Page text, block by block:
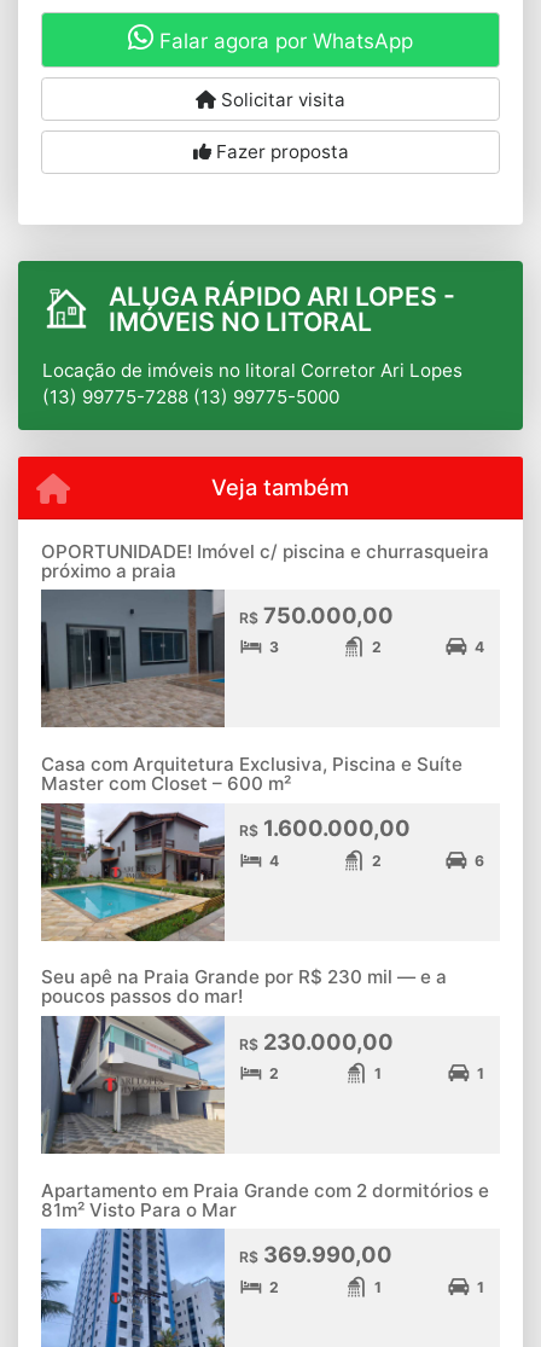
Falar agora por WhatsApp
Solicitar visita
Fazer proposta
ALUGA RÁPIDO ARI LOPES -
IMÓVEIS NO LITORAL
Locação de imóveis no litoral Corretor Ari Lopes
(13) 99775-7288 (13) 99775-5000
Veja também
OPORTUNIDADE! Imóvel c/ piscina e churrasqueira
próximo a praia
R$ 750.000,00
3 2 4
Casa com Arquitetura Exclusiva, Piscina e Suíte
Master com Closet – 600 m²
R$ 1.600.000,00
4 2 6
Seu apê na Praia Grande por R$ 230 mil — e a
poucos passos do mar!
R$ 230.000,00
2 1 1
Apartamento em Praia Grande com 2 dormitórios e
81m² Visto Para o Mar
R$ 369.990,00
2 1 1